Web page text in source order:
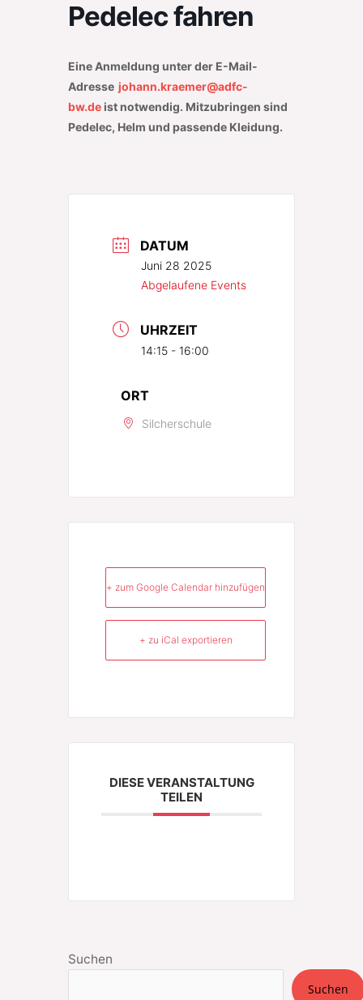
Pedelec fahren
Eine Anmeldung unter der E-Mail-
Adresse johann.kraemer@adfc-
bw.de ist notwendig. Mitzubringen sind
Pedelec, Helm und passende Kleidung.
DATUM
Juni 28 2025
Abgelaufene Events
UHRZEIT
14:15 - 16:00
ORT
Silcherschule
+ zum Google Calendar hinzufügen
+ zu iCal exportieren
DIESE VERANSTALTUNG
TEILEN
Suchen
Suchen